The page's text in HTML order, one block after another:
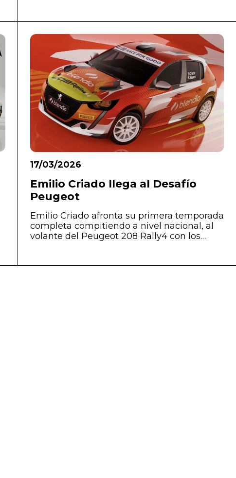
hasta el final, que ha estado marcado
además por una meteorología muy
17/03/2026
Emilio Criado llega al Desafío
Peugeot
Emilio Criado afronta su primera temporada
completa compitiendo a nivel nacional, al
volante del Peugeot 208 Rally4 con los